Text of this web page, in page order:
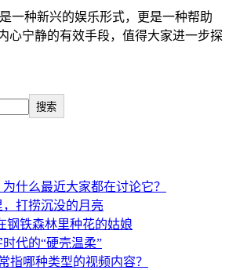
一种新兴的娱乐形式，更是一种帮助
心宁静的有效手段，值得大家进一步探
搜索
什么最近大家都在讨论它？
打捞沉没的月亮
铁森林里种花的姑娘
代的“硬壳温柔”
指哪种类型的视频内容？